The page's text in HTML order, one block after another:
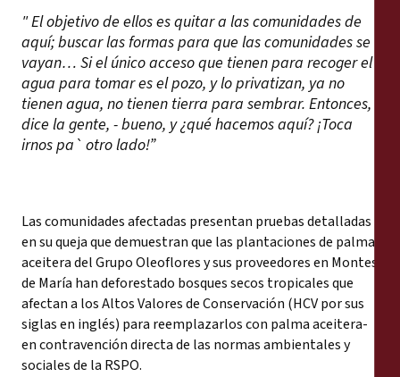
"El objetivo de ellos es quitar a las comunidades de
aquí; buscar las formas para que las comunidades se
vayan… Si el único acceso que tienen para recoger el
agua para tomar es el pozo, y lo privatizan, ya no
tienen agua, no tienen tierra para sembrar. Entonces,
dice la gente, - bueno, y ¿qué hacemos aquí? ¡Toca
irnos pa` otro lado!”
Las comunidades afectadas presentan pruebas detalladas
en su queja que demuestran que las plantaciones de palma
aceitera del Grupo Oleoflores y sus proveedores en Montes
de María han deforestado bosques secos tropicales que
afectan a los Altos Valores de Conservación (HCV por sus
siglas en inglés) para reemplazarlos con palma aceitera-
en contravención directa de las normas ambientales y
sociales de la RSPO.